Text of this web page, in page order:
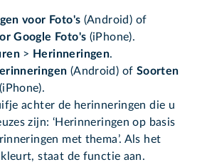
voor Foto's (Android) of
Google Foto's (iPhone).
> Herinneringen.
(Android) of Soorten
(iPhone).
achter de herinneringen die u
zijn: ‘Herinneringen op basis
met thema’. Als het
staat de functie aan.